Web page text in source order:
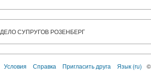
ДЕЛО СУПРУГОВ РОЗЕНБЕРГ
Условия Справка Пригласить друга Язык (ru)